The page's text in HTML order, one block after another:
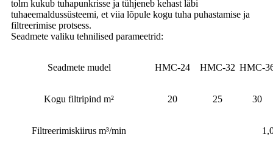
tolm kukub tuhapunkrisse ja tühjeneb kehast läbi
tuhaeemaldussüsteemi, et viia lõpule kogu tuha puhastamise ja
filtreerimise protsess.
Seadmete valiku tehnilised parameetrid:
Seadmete mudel HMC-24 HMC-32 HMC-
Kogu filtripind m² 20 25 30
Filtreerimiskiirus m³/min